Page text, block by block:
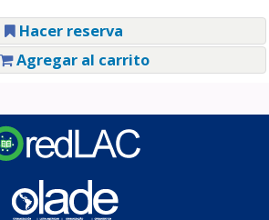
Hacer reserva
Agregar al carrito